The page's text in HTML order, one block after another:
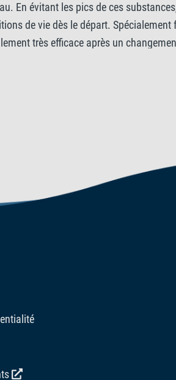
En évitant les pics de ces
de vie dès le départ.
très efficace après un
Utilisé en combinaison avec Tetra
un traitement de base qui offre aux
des bactéries vivantes, le